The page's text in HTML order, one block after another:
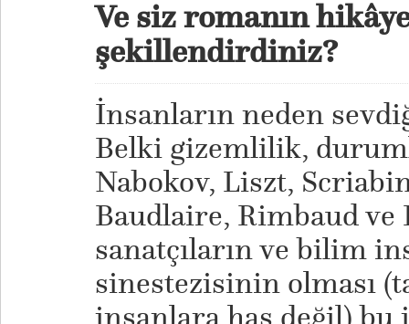
Ve siz romanın
şekillendirdiniz?
İnsanların neden
Belki gizemlilik,
Nabokov, Liszt,
Baudlaire, Rimbaud
sanatçıların ve bilim
sinestezisinin olması